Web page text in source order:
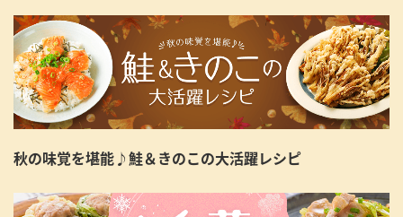
秋の味覚を堪能♪鮭＆きのこの大活躍レシピ